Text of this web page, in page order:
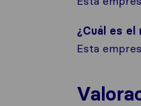
¿Cuál es
Esta